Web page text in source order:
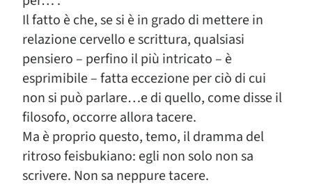
Il fatto è che, se si è in grado di mettere in
relazione cervello e scrittura, qualsiasi
pensiero – perfino il più intricato – è
esprimibile – fatta eccezione per ciò di cui
non si può parlare…e di quello, come disse il
filosofo, occorre allora tacere.
Ma è proprio questo, temo, il dramma del
ritroso feisbukiano: egli non solo non sa
scrivere. Non sa neppure tacere.